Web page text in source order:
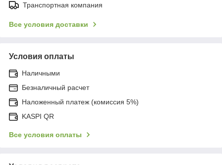
Транспортная компания
Все условия доставки
Условия оплаты
Наличными
Безналичный расчет
Наложенный платеж (комиссия 5%)
KASPI QR
Все условия оплаты